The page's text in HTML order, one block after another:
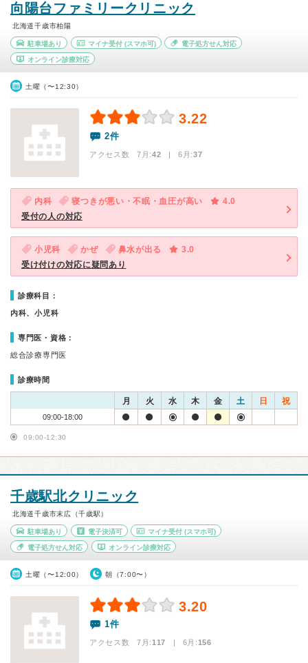
向陽台ファミリークリニック
北海道千歳市柏陽
駐車場あり マイナ受付(スマホ可) 電子処方せん対応
オンライン診療対応
土曜（〜12:30）
3.22
2件
アクセス数 7月:42 | 6月:37
内科 寝つきが悪い・不眠・血圧が高い
4.0
受付の人の対応
小児科 かぜ 鼻水が出る
3.0
受け付けの対応に疑問あり
診療科目：
内科、小児科
専門医・資格：
総合診療専門医
診療時間
月 火 水 木 金 土 日 祝
09:00-18:00
09:00-12:30
千歳駅北クリニック
北海道千歳市末広（千歳駅）
駐車場あり 電子決済可 マイナ受付 (スマホ可)
電子処方せん対応 オンライン診療対応
土曜（〜12:00） 朝（7:00〜）
3.20
1件
アクセス数 7月:117 | 6月:156